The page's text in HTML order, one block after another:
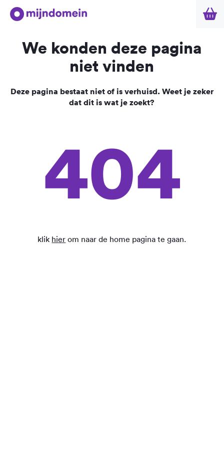
We konden deze pagina
niet vinden
Deze pagina bestaat niet of is verhuisd. Weet je zeker
dat dit is wat je zoekt?
404
klik hier om naar de home pagina te gaan.